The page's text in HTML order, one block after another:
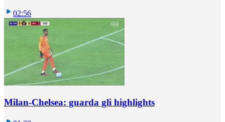
02:56
Milan-Chelsea: guarda gli highlights